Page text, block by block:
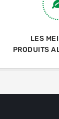
LES
PRODUITS